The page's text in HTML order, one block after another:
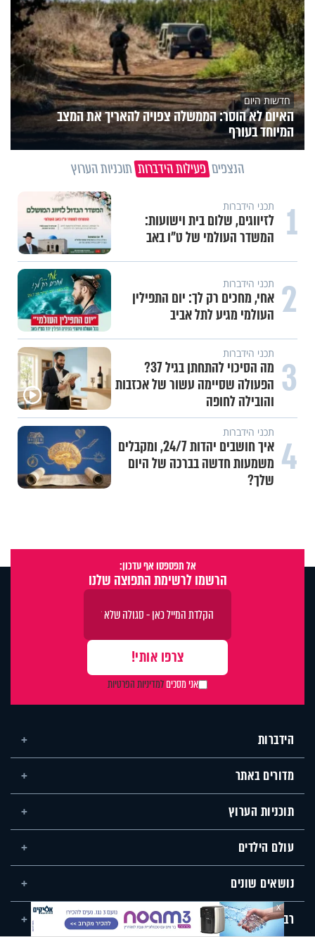
חדשות היום
האיום לא הוסר: הממשלה צפויה להאריך את המצב
המיוחד בעורף
הנצפים פעילות הידברות תוכניות הערוץ
1 תכני הידברות
לזיווגים, שלום בית וישועות:
המשדר העולמי של ט"ו באב
2 תכני הידברות
אחי, מחכים רק לך: יום התפילין
העולמי מגיע לתל אביב
3 תכני הידברות
מה הסיכוי להתחתן בגיל 37?
הפעולה שסיימה עשור של אכזבות
והובילה לחופה
4 תכני הידברות
איך חושבים יהדות 24/7, ומקבלים
משמעות חדשה בברכה של היום
שלך?
אל תפספסו אף עדכון:
הרשמו לרשימת התפוצה שלנו
אני מסכיםלמדיניות הפרטיות
הידברות
מדורים באתר
תוכניות הערוץ
עולם הילדים
נושאים שונים
רבנים ומרצים
X